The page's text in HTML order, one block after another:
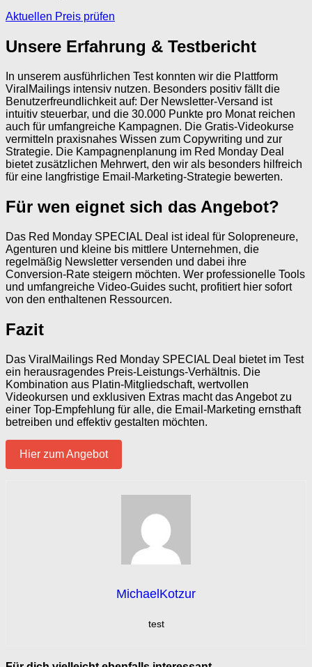
Aktuellen Preis prüfen
Unsere Erfahrung & Testbericht
In unserem ausführlichen Test konnten wir die Plattform
ViralMailings intensiv nutzen. Besonders positiv fällt die
Benutzerfreundlichkeit auf: Der Newsletter-Versand ist
intuitiv steuerbar, und die 30.000 Punkte pro Monat reichen
auch für umfangreiche Kampagnen. Die Gratis-Videokurse
vermitteln praxisnahes Wissen zum Copywriting und zur
Strategie. Die Kampagnenplanung im Red Monday Deal
bietet zusätzlichen Mehrwert, den wir als besonders hilfreich
für eine langfristige Email-Marketing-Strategie bewerten.
Für wen eignet sich das Angebot?
Das Red Monday SPECIAL Deal ist ideal für Solopreneure,
Agenturen und kleine bis mittlere Unternehmen, die
regelmäßig Newsletter versenden und dabei ihre
Conversion-Rate steigern möchten. Wer professionelle Tools
und umfangreiche Video-Guides sucht, profitiert hier sofort
von den enthaltenen Ressourcen.
Fazit
Das ViralMailings Red Monday SPECIAL Deal bietet im Test
ein herausragendes Preis-Leistungs-Verhältnis. Die
Kombination aus Platin-Mitgliedschaft, wertvollen
Videokursen und exklusiven Extras macht das Angebot zu
einer Top-Empfehlung für alle, die Email-Marketing ernsthaft
betreiben und effektiv gestalten möchten.
Hier zum Angebot
MichaelKotzur
test